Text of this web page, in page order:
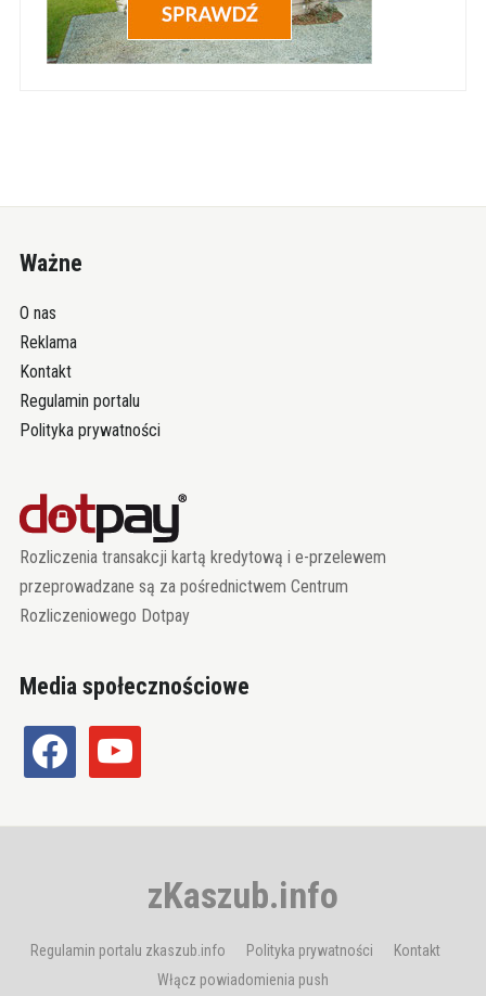
Ważne
O nas
Reklama
Kontakt
Regulamin portalu
Polityka prywatności
Rozliczenia transakcji kartą kredytową i e-przelewem
przeprowadzane są za pośrednictwem Centrum
Rozliczeniowego Dotpay
Media społecznościowe
facebook youtube
zKaszub.info
Regulamin portalu zkaszub.info Polityka prywatności
Kontakt
Włącz powiadomienia push